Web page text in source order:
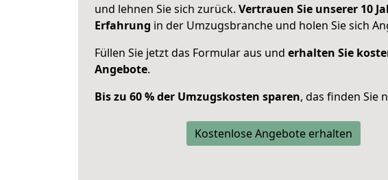
und lehnen Sie sich zurück. Vertrauen Sie unserer 10
Erfahrung in der Umzugsbranche und holen Sie sich
Füllen Sie jetzt das Formular aus und erhalten Sie
Angebote.
Bis zu 60 % der Umzugskosten sparen, das finden Sie
Kostenlose Angebote erhalten